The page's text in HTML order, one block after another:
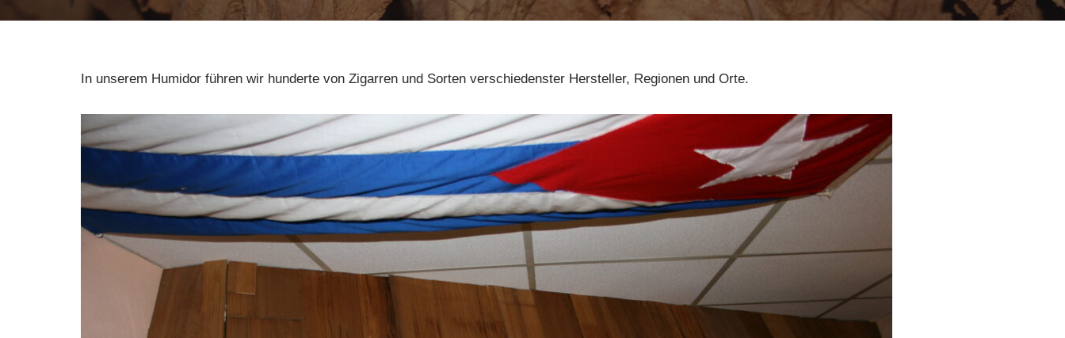
In unserem Humidor führen wir hunderte von Zigarren und Sorten verschiedenster Hersteller, Regionen und Orte.